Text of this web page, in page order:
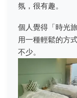
氛，很有趣。
個人覺得「時光
用一種輕鬆的方
不少。